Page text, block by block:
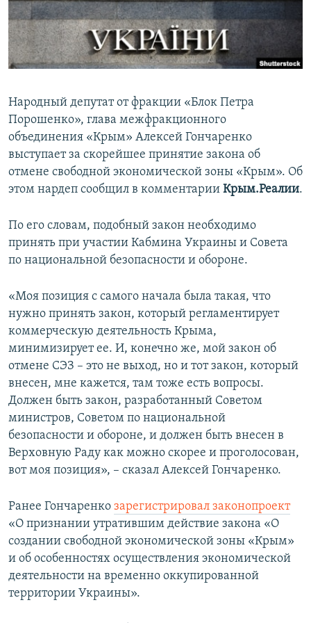
ПОБЕДИТЕЛЕЙ НЕ СУДЯТ?
КРЫМ.НЕПОКОРЕННЫЙ
ELIFBE
ПРИСОЕДИНЯЙТЕСЬ!
Все сайты RFE/RL
Народный депутат от фракции «Блок Петра
Порошенко», глава межфракционного
объединения «Крым» Алексей Гончаренко
выступает за скорейшее принятие закона об
отмене свободной экономической зоны «Крым». Об
этом нардеп сообщил в комментарии Крым.Реалии.
По его словам, подобный закон необходимо
принять при участии Кабмина Украины и Совета
по национальной безопасности и обороне.
«Моя позиция с самого начала была такая, что
нужно принять закон, который регламентирует
коммерческую деятельность Крыма,
минимизирует ее. И, конечно же, мой закон об
отмене СЭЗ – это не выход, но и тот закон, который
внесен, мне кажется, там тоже есть вопросы.
Должен быть закон, разработанный Советом
министров, Советом по национальной
безопасности и обороне, и должен быть внесен в
Верховную Раду как можно скорее и проголосован,
вот моя позиция», – сказал Алексей Гончаренко.
Ранее Гончаренко зарегистрировал законопроект
«О признании утратившим действие закона «О
создании свободной экономической зоны «Крым»
и об особенностях осуществления экономической
деятельности на временно оккупированной
территории Украины».